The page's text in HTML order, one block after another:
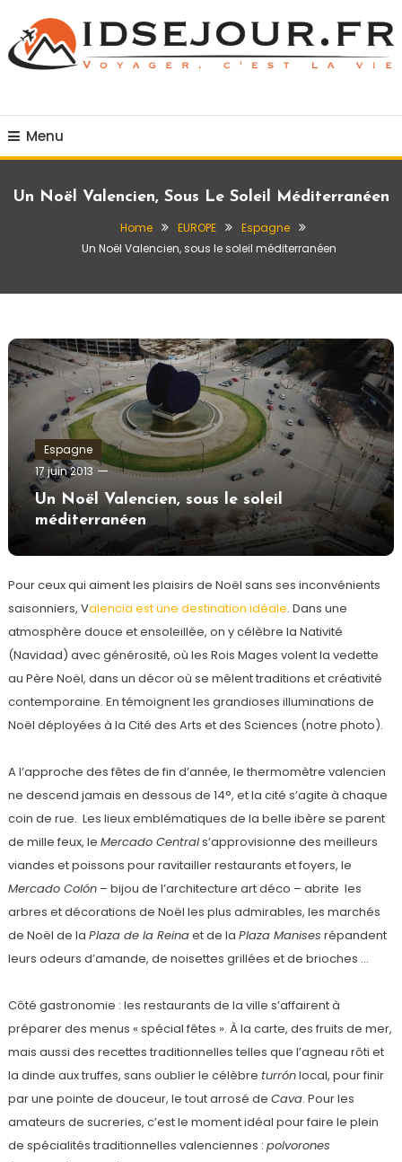
Content
Menu
Un Noël Valencien, Sous Le Soleil Méditerranéen
Home EUROPE
Espagne
Un Noël Valencien, sous le soleil méditerranéen
Espagne
17 juin 2013
admin
Un Noël Valencien, sous le soleil
méditerranéen
Pour ceux qui aiment les plaisirs de Noël sans ses inconvénients
saisonniers, Valencia est une destination idéale. Dans une
atmosphère douce et ensoleillée, on y célèbre la Nativité
(Navidad) avec générosité, où les Rois Mages volent la vedette
au Père Noël, dans un décor où se mêlent traditions et créativité
contemporaine. En témoignent les grandioses illuminations de
Noël déployées à la Cité des Arts et des Sciences (notre photo).
A l’approche des fêtes de fin d’année, le thermomètre valencien
ne descend jamais en dessous de 14°, et la cité s’agite à chaque
coin de rue. Les lieux emblématiques de la belle ibère se parent
de mille feux, le Mercado Centrals’approvisionne des meilleurs
viandes et poissons pour ravitailler restaurants et foyers, le
Mercado Colón– bijou de l’architecture art déco – abrite les
arbres et décorations de Noël les plus admirables, les marchés
de Noël de la Plaza de la Reinaet de la Plaza Manises répandent
leurs odeurs d’amande, de noisettes grillées et de brioches …
Côté gastronomie : les restaurants de la ville s’affairent à
préparer des menus « spécial fêtes ». À la carte, des fruits de mer,
mais aussi des recettes traditionnelles telles que l’agneau rôti et
la dinde aux truffes, sans oublier le célèbre turrónlocal, pour finir
par une pointe de douceur, le tout arrosé de Cava. Pour les
amateurs de sucreries, c’est le moment idéal pour faire le plein
de spécialités traditionnelles valenciennes : polvorones